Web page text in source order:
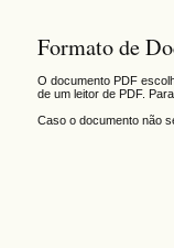
Formato de
O documento PDF
de um leitor de PDF.
Caso o documento não